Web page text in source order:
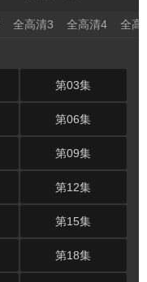
全高清3 全高清4 全高
第03集
第06集
第09集
第12集
第15集
第18集